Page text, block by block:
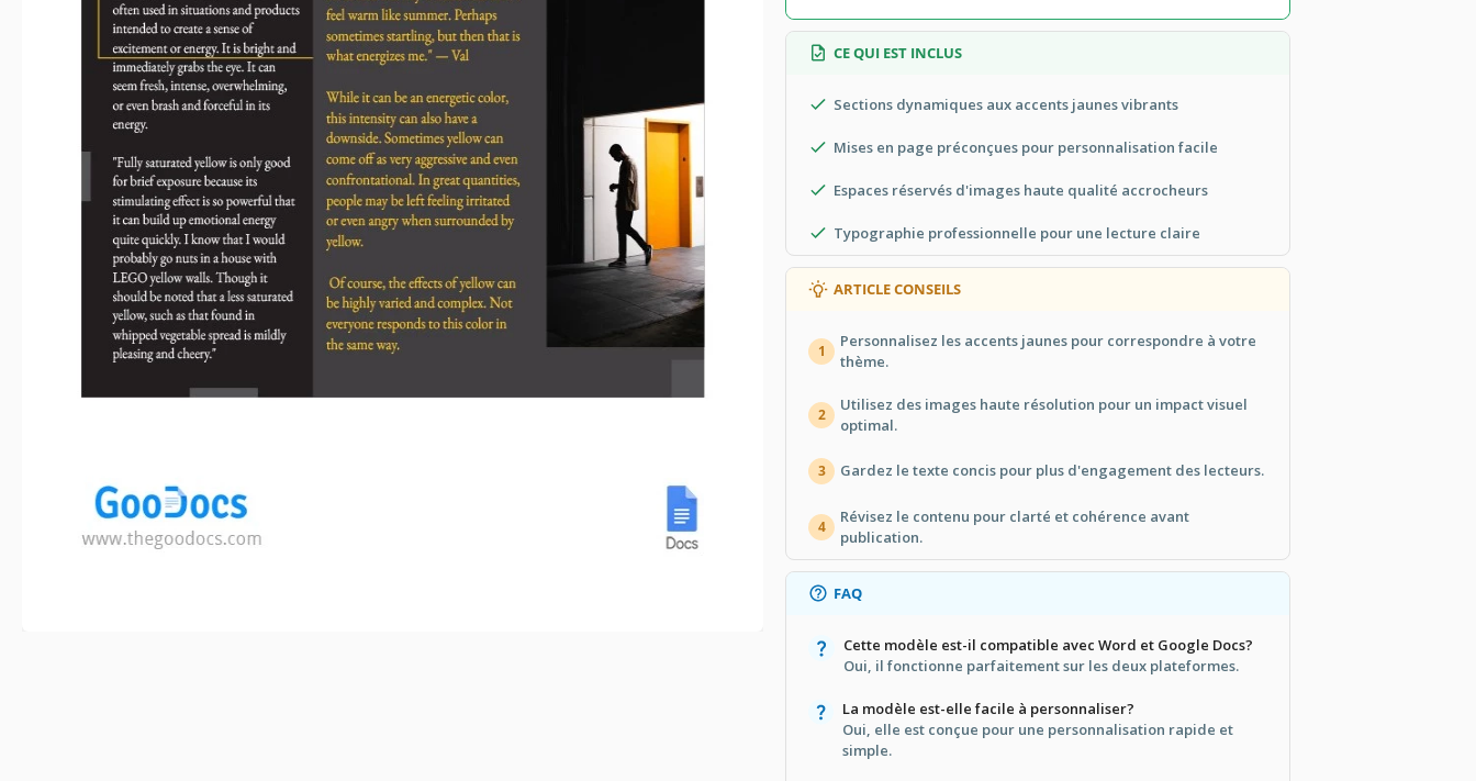
CE QUI EST INCLUS
Sections dynamiques aux accents jaunes vibrants
Mises en page préconçues pour personnalisation facile
Espaces réservés d'images haute qualité accrocheurs
Typographie professionnelle pour une lecture claire
ARTICLE CONSEILS
1
Personnalisez les accents jaunes pour correspondre à votre
thème.
2
Utilisez des images haute résolution pour un impact visuel
optimal.
3 Gardez le texte concis pour plus d'engagement des lecteurs.
4
Révisez le contenu pour clarté et cohérence avant
publication.
FAQ
Cette modèle est-il compatible avec Word et Google Docs?
Oui, il fonctionne parfaitement sur les deux plateformes.
La modèle est-elle facile à personnaliser?
Oui, elle est conçue pour une personnalisation rapide et
simple.